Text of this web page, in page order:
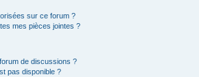
sur ce forum ?
mes pièces jointes ?
de discussions ?
pas disponible ?